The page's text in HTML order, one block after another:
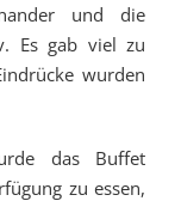
und die
Es gab viel zu
wurden
das Buffet
zu essen,